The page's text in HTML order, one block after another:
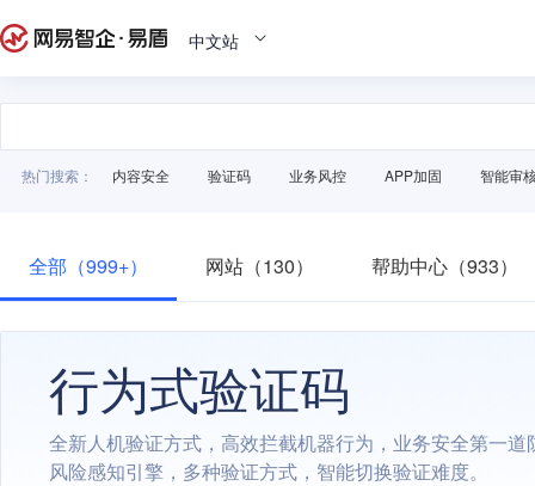
中文站
热门搜索： 内容安全 验证码 业务风控 APP加固 智能审
全部（999+） 网站（130） 帮助中心（933）
行为式验证码
全新人机验证方式，高效拦截机器行为，业务安全第一道
风险感知引擎，多种验证方式，智能切换验证难度。